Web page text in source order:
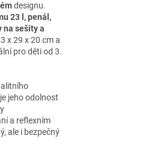
designu.
23 l, penál,
na sešity a
x 29 x 20 cm a
pro děti od 3.
jeho odolnost
a reflexním
ale i bezpečný